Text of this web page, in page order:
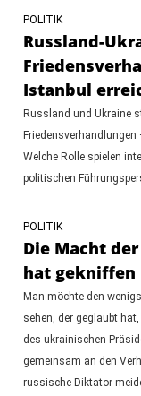
POLITIK
Russland-
Istanbul
Russland und Ukraine
Welche Rolle spielen
politischen
POLITIK
Die Macht
hat gekniffen
Man möchte den
sehen, der geglaubt
des ukrainischen
gemeinsam an den
russische Diktator